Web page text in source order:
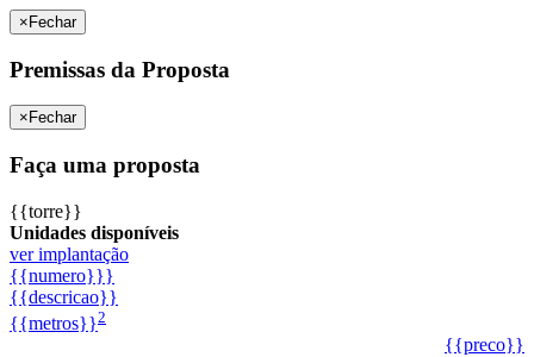
× Fechar
Premissas da Proposta
× Fechar
Faça uma proposta
{{torre}}
Unidades disponíveis
ver implantação
{{numero}}}
{{descricao}}
{{metros}}2
{{preco}}